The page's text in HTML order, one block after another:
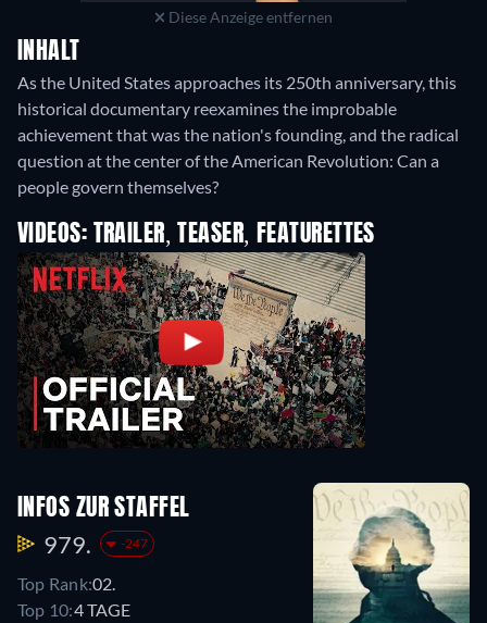
Diese Anzeige entfernen
INHALT
As the United States approaches its 250th anniversary, this
historical documentary reexamines the improbable
achievement that was the nation's founding, and the radical
question at the center of the American Revolution: Can a
people govern themselves?
VIDEOS: TRAILER, TEASER, FEATURETTES
INFOS ZUR STAFFEL
979. -247
Top Rank:02.
Top 10:4 TAGE